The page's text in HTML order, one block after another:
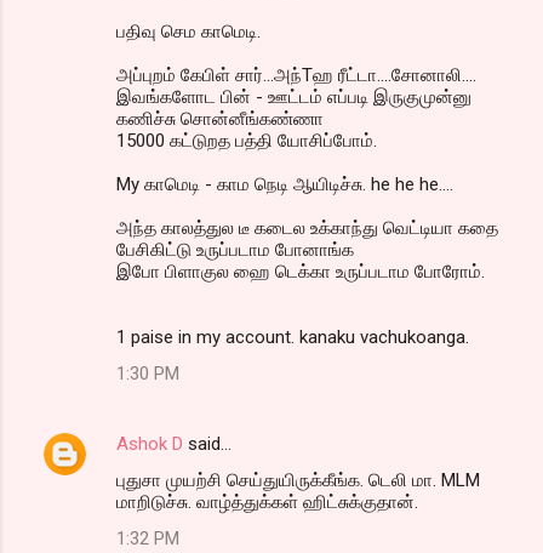
பதிவு செம காமெடி.
அப்புறம் கேபிள் சார்...அந்Tஹ ரீட்டா....சோனாலி....
இவங்களோட பின் - ஊட்டம் எப்படி இருகுமுன்னு
கணிச்சு சொன்னீங்கண்ணா
15000 கட்டுறத பத்தி யோசிப்போம்.
My காமெடி - காம நெடி ஆயிடிச்சு. he he he....
அந்த காலத்துல டீ கடைல உக்காந்து வெட்டியா கதை
பேசிகிட்டு உருப்படாம போனாங்க
இபோ பிளாகுல ஹை டெக்கா உருப்படாம போரோம்.
1 paise in my account. kanaku vachukoanga.
1:30 PM
Ashok D said…
புதுசா முயற்சி செய்துயிருக்கீங்க. டெலி மா. MLM
மாறிடுச்சு. வாழ்த்துக்கள் ஹிட்சுக்குதான்.
1:32 PM